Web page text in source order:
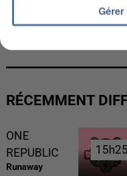
L’UN DES
RÉCEMMENT
ONE
REPUBLIC
Runaway
15h25
15h25